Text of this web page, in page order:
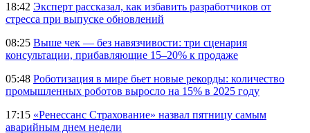
18:42 Эксперт рассказал, как избавить разработчиков от
стресса при выпуске обновлений
08:25 Выше чек — без навязчивости: три сценария
консультации, прибавляющие 15–20% к продаже
05:48 Роботизация в мире бьет новые рекорды: количество
промышленных роботов выросло на 15% в 2025 году
17:15 «Ренессанс Страхование» назвал пятницу самым
аварийным днем недели